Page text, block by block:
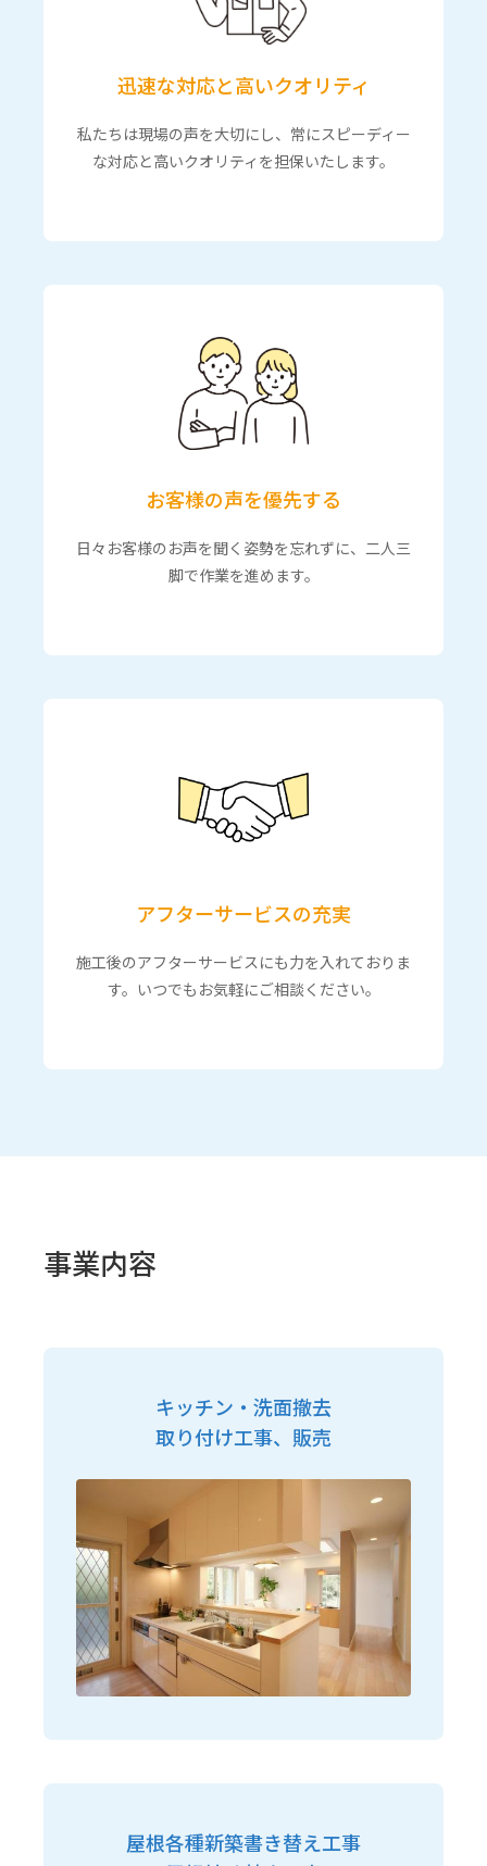
迅速な対応と高いクオリティ
私たちは現場の声を大切にし、常にスピーディー
な対応と高いクオリティを担保いたします。
お客様の声を優先する
日々お客様のお声を聞く姿勢を忘れずに、二人三
脚で作業を進めます。
アフターサービスの充実
施工後のアフターサービスにも力を入れておりま
す。いつでもお気軽にご相談ください。
事業内容
キッチン・洗面撤去
取り付け工事、販売
屋根各種新築書き替え工事